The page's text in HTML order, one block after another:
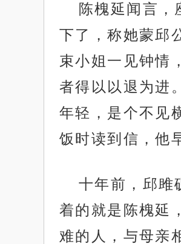
陈槐延闻言，
下了，称她蒙邱
束小姐一见钟情
者得以以退为进
年轻，是个不见
饭时读到信，他
十年前，邱雎
着的就是陈槐延
难的人，与母亲